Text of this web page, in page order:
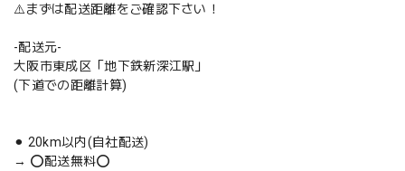
⚠️まずは配送距離をご確認下さい！
-配送元-
大阪市東成区「地下鉄新深江駅」
(下道での距離計算)
⚫︎ 20km以内(自社配送)
→ ⭕️配送無料⭕️